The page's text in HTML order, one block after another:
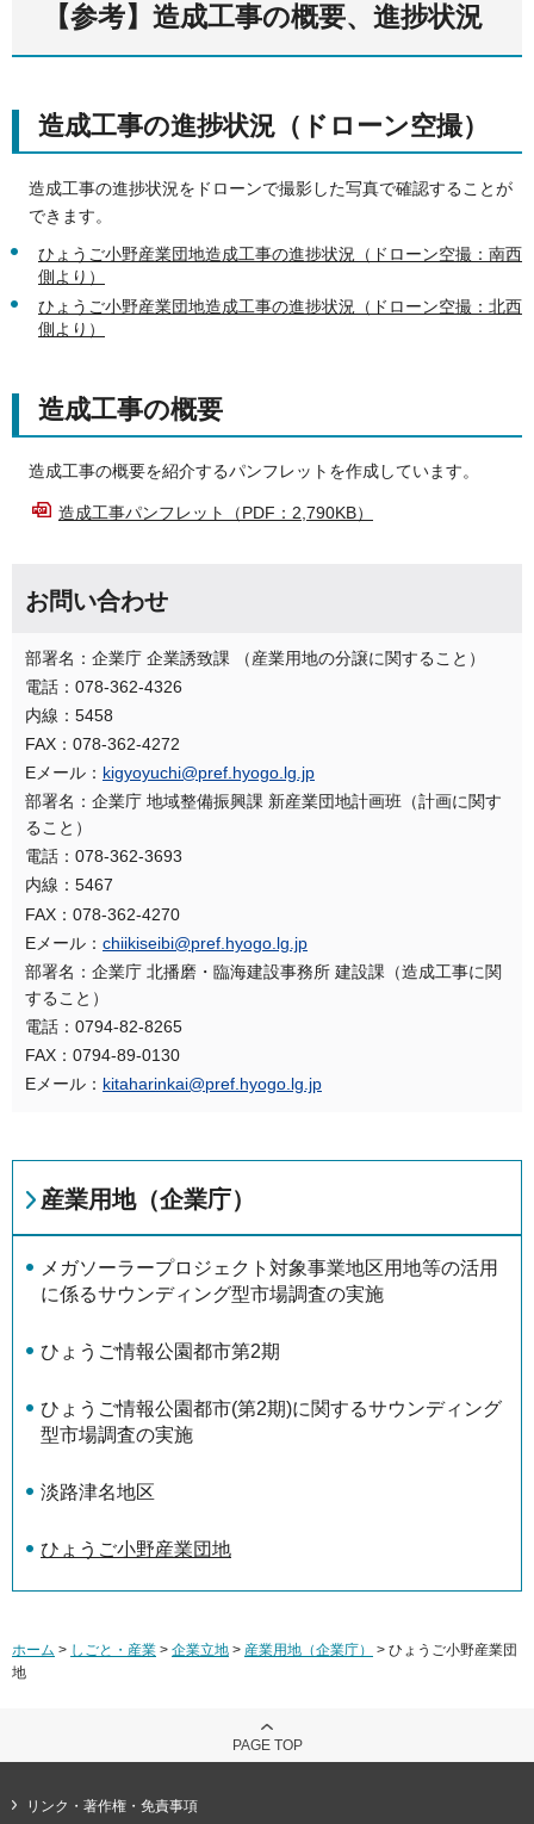
【参考】造成工事の概要、進捗状況
造成工事の進捗状況（ドローン空撮）
造成工事の進捗状況をドローンで撮影した写真で確認することが
できます。
ひょうご小野産業団地造成工事の進捗状況（ドローン空撮：南西
側より）
ひょうご小野産業団地造成工事の進捗状況（ドローン空撮：北西
側より）
造成工事の概要
造成工事の概要を紹介するパンフレットを作成しています。
造成工事パンフレット（PDF：2,790KB）
お問い合わせ
部署名：企業庁 企業誘致課 （産業用地の分譲に関すること）
電話：078-362-4326
内線：5458
FAX：078-362-4272
Eメール： kigyoyuchi@pref.hyogo.lg.jp
部署名：企業庁 地域整備振興課 新産業団地計画班（計画に関す
ること）
電話：078-362-3693
内線：5467
FAX：078-362-4270
Eメール： chiikiseibi@pref.hyogo.lg.jp
部署名：企業庁 北播磨・臨海建設事務所 建設課（造成工事に関
すること）
電話：0794-82-8265
FAX：0794-89-0130
Eメール： kitaharinkai@pref.hyogo.lg.jp
産業用地（企業庁）
メガソーラープロジェクト対象事業地区用地等の活用
に係るサウンディング型市場調査の実施
ひょうご情報公園都市第2期
ひょうご情報公園都市(第2期)に関するサウンディング
型市場調査の実施
淡路津名地区
ひょうご小野産業団地
ホーム > しごと・産業 > 企業立地 > 産業用地（企業庁）
> ひょうご小野産業団
地
PAGE TOP
リンク・著作権・免責事項